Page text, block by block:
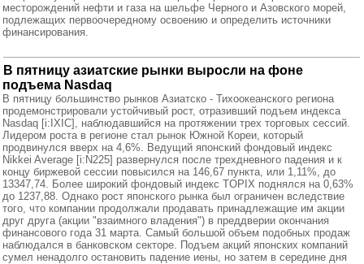
месторождений нефти и газа на шельфе Черного и Азовского морей,
подлежащих первоочередному освоению и определить источники
финансирования.
В пятницу азиатские рынки выросли на фоне
подъема Nasdaq
В пятницу большинство рынков Азиатско - Тихоокеанского региона
продемонстрировали устойчивый рост, отразивший подъем индекса
Nasdaq [i:IXIC], наблюдавшийся на протяжении трех торговых сессий.
Лидером роста в регионе стал рынок Южной Кореи, который
продвинулся вверх на 4,6%. Ведущий японский фондовый индекс
Nikkei Average [i:N225] развернулся после трехдневного падения и к
концу биржевой сессии повысился на 146,67 пункта, или 1,11%, до
13347,74. Более широкий фондовый индекс TOPIX поднялся на 0,63%
до 1237,88. Однако рост японского рынка был ограничен вследствие
того, что компании продолжали продавать принадлежащие им акции
друг друга (акции "взаимного владения") в преддверии окончания
финансового года 31 марта. Самый большой объем подобных продаж
наблюдался в банковском секторе. Подъем акций японских компаний
сумел ненадолго остановить падение иены, но затем в середине дня